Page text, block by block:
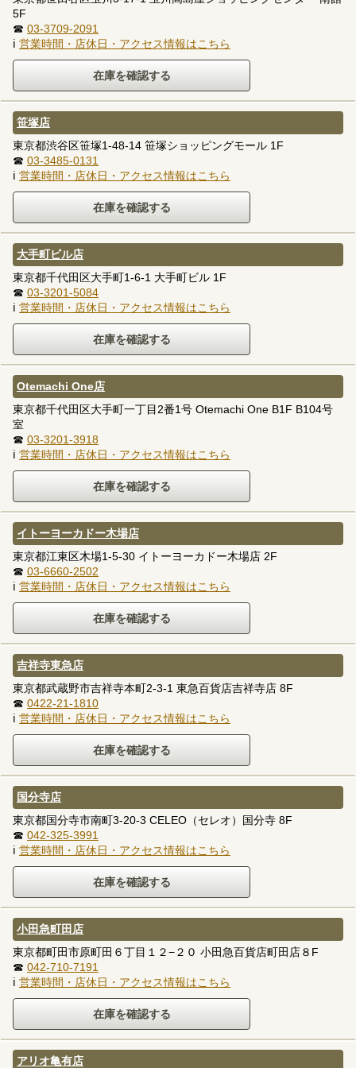
5F
☎ 03-3709-2091
ℹ 営業時間・店休日・アクセス情報はこちら
笹塚店
東京都渋谷区笹塚1-48-14 笹塚ショッピングモール 1F
☎ 03-3485-0131
ℹ 営業時間・店休日・アクセス情報はこちら
大手町ビル店
東京都千代田区大手町1-6-1 大手町ビル 1F
☎ 03-3201-5084
ℹ 営業時間・店休日・アクセス情報はこちら
Otemachi One店
東京都千代田区大手町一丁目2番1号 Otemachi One B1F B104号
室
☎ 03-3201-3918
ℹ 営業時間・店休日・アクセス情報はこちら
イトーヨーカドー木場店
東京都江東区木場1-5-30 イトーヨーカドー木場店 2F
☎ 03-6660-2502
ℹ 営業時間・店休日・アクセス情報はこちら
吉祥寺東急店
東京都武蔵野市吉祥寺本町2-3-1 東急百貨店吉祥寺店 8F
☎ 0422-21-1810
ℹ 営業時間・店休日・アクセス情報はこちら
国分寺店
東京都国分寺市南町3-20-3 CELEO（セレオ）国分寺 8F
☎ 042-325-3991
ℹ 営業時間・店休日・アクセス情報はこちら
小田急町田店
東京都町田市原町田６丁目１２−２０ 小田急百貨店町田店８F
☎ 042-710-7191
ℹ 営業時間・店休日・アクセス情報はこちら
アリオ亀有店